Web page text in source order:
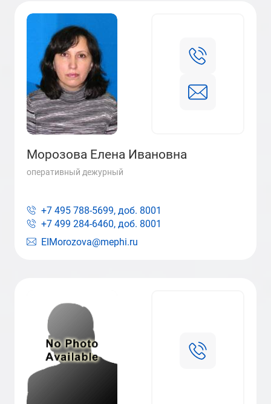
Морозова Елена Ивановна
оперативный дежурный
EIMorozova@mephi.ru
+7 495 788-5699, доб. 8001
+7 499 284-6460, доб. 8001